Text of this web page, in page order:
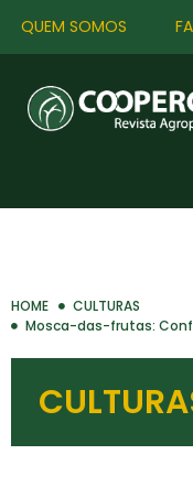
QUEM SOMOS
HOME
CULTURAS
Mosca-das-frutas: